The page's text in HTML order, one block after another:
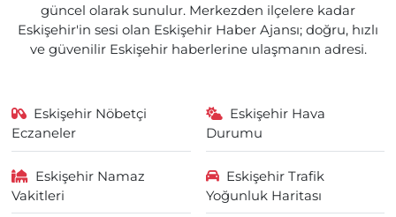
güncel olarak sunulur. Merkezden ilçelere kadar
Eskişehir'in sesi olan Eskişehir Haber Ajansı; doğru, hızlı
ve güvenilir Eskişehir haberlerine ulaşmanın adresi.
Eskişehir Nöbetçi
Eczaneler
Eskişehir Hava
Durumu
Eskişehir Namaz
Vakitleri
Eskişehir Trafik
Yoğunluk Haritası